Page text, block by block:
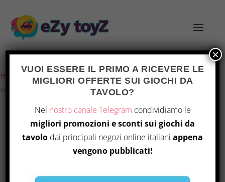
Home /Giochi e giocattoli/Giochi di società/Giochi da
tavolo
/ “Nastro riflettente per allontanare uccelli”
VUOI ESSERE IL PRIMO A RICEVERE LE
MIGLIORI OFFERTE SUI GIOCHI DA
TAVOLO?
Nel nostro canale Telegram condividiamo le
migliori promozioni e sconti sui giochi da
tavolo dai principali negozi online italiani appena
vengono pubblicati!
×